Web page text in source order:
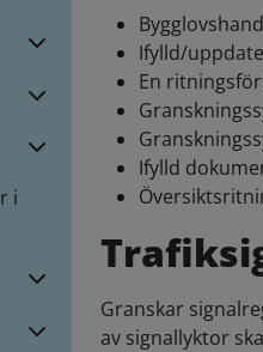
i
Ifylld/
En
Ifylld
Granskar
av signallyktor